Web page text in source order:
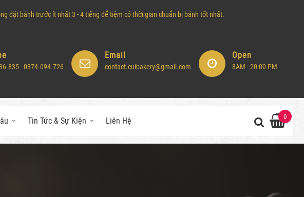
đặt bánh trước ít nhất 3 - 4 tiếng để tiệm có thời gian chuẩn bị bánh tốt nhất.
- 0374.094.726
Email
contact.cuibakery@gmail.com
Open
8AM - 20:00 PM
Tin Tức & Sự Kiện Liên Hệ 0